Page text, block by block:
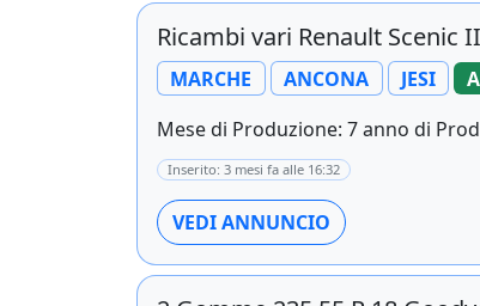
Ricambi vari Renault Scenic
MARCHE ANCONA JESI
Mese di Produzione: 7 anno di
Inserito: 3 mesi fa alle 16:32
VEDI ANNUNCIO